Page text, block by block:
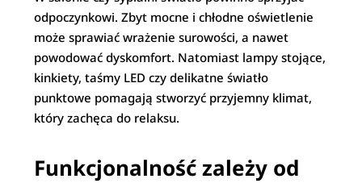
odpoczynkowi. Zbyt mocne i chłodne oświetlenie
może sprawiać wrażenie surowości, a nawet
powodować dyskomfort. Natomiast lampy stojące,
kinkiety, taśmy LED czy delikatne światło
punktowe pomagają stworzyć przyjemny klimat,
który zachęca do relaksu.
Funkcjonalność zależy od